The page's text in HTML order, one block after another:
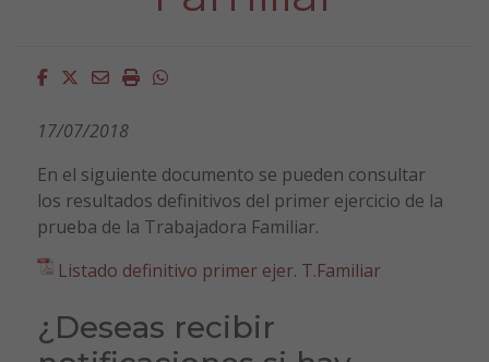
Facebook
Twitter
EmailImprimirWhatsapp
17/07/2018
En el siguiente documento se pueden consultar
los resultados definitivos del primer ejercicio de la
prueba de la Trabajadora Familiar.
Listado definitivo primer ejer. T.Familiar
¿Deseas recibir